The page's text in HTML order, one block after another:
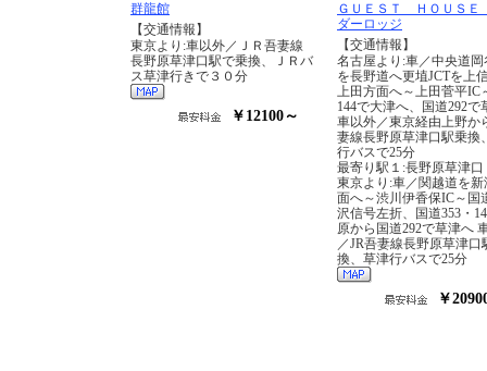
群龍館
【交通情報】
東京より:車以外／ＪＲ吾妻線
長野原草津口駅で乗換、ＪＲバ
ス草津行きで３０分
￥12100～
ＧＵＥＳＴ ＨＯＵＳ
ダーロッジ
【交通情報】
名古屋より:車／中央道岡
を長野道へ更埴JCTを上
上田方面へ～上田菅平IC
144で大津へ、国道292で
車以外／東京経由上野か
妻線長野原草津口駅乗換
行バスで25分
最寄り駅１:長野原草津口
東京より:車／関越道を新
面へ～渋川伊香保IC～国
沢信号左折、国道353・
原から国道292で草津へ
／JR吾妻線長野原草津口
換、草津行バスで25分
￥